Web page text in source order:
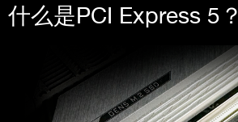
什么是PCI Express 5？